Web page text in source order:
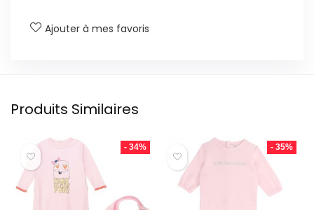
Ajouter à mes favoris
Produits Similaires
- 34% - 35%